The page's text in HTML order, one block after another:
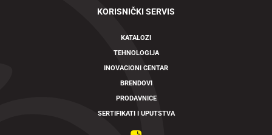
KORISNIČKI SERVIS
KATALOZI
TEHNOLOGIJA
INOVACIONI CENTAR
BRENDOVI
PRODAVNICE
SERTIFIKATI I UPUTSTVA